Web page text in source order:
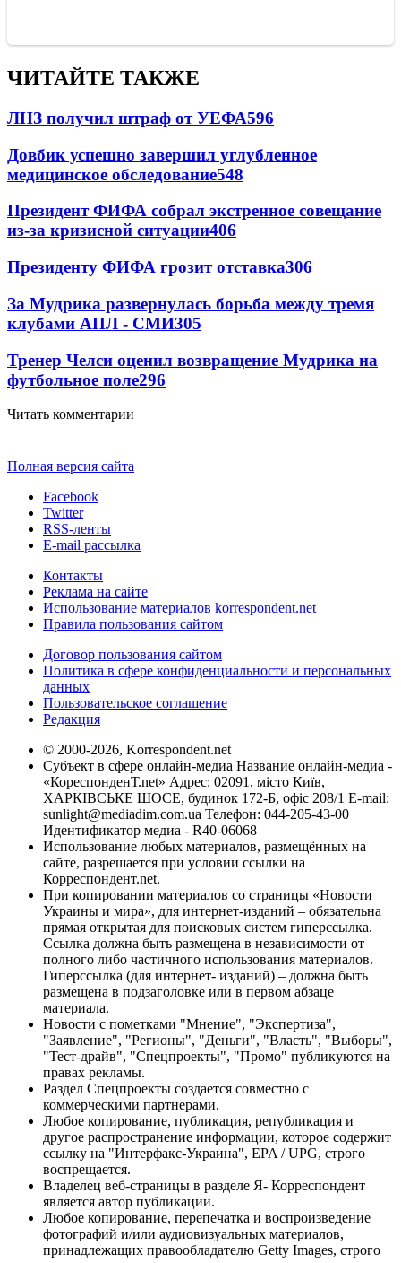
ЧИТАЙТЕ ТАКЖЕ
ЛНЗ получил штраф от УЕФА596
Довбик успешно завершил углубленное
медицинское обследование548
Президент ФИФА собрал экстренное совещание
из-за кризисной ситуации406
Президенту ФИФА грозит отставка306
За Мудрика развернулась борьба между тремя
клубами АПЛ - СМИ305
Тренер Челси оценил возвращение Мудрика на
футбольное поле296
Читать комментарии
Полная версия сайта
Facebook
Twitter
RSS-ленты
E-mail рассылка
Контакты
Реклама на сайте
Использование материалов korrespondent.net
Правила пользования сайтом
Договор пользования сайтом
Политика в сфере конфиденциальности и персональных
данных
Пользовательское соглашение
Редакция
© 2000-2026, Korrespondent.net
Субъект в сфере онлайн-медиа Название онлайн-медиа -
«КореспонденТ.net» Адрес: 02091, місто Київ,
ХАРКІВСЬКЕ ШОСЕ, будинок 172-Б, офіс 208/1 E-mail:
sunlight@mediadim.com.ua Телефон: 044-205-43-00
Идентификатор медиа - R40-06068
Использование любых материалов, размещённых на
сайте, разрешается при условии ссылки на
Корреспондент.net.
При копировании материалов со страницы «Новости
Украины и мира», для интернет-изданий – обязательна
прямая открытая для поисковых систем гиперссылка.
Ссылка должна быть размещена в независимости от
полного либо частичного использования материалов.
Гиперссылка (для интернет- изданий) – должна быть
размещена в подзаголовке или в первом абзаце
материала.
Новости с пометками "Мнение", "Экспертиза",
"Заявление", "Регионы", "Деньги", "Власть", "Выборы",
"Тест-драйв", "Спецпроекты", "Промо" публикуются на
правах рекламы.
Раздел Спецпроекты создается совместно с
коммерческими партнерами.
Любое копирование, публикация, републикация и
другое распространение информации, которое содержит
ссылку на "Интерфакс-Украина", EPA / UPG, строго
воспрещается.
Владелец веб-страницы в разделе Я- Корреспондент
является автор публикации.
Любое копирование, перепечатка и воспроизведение
фотографий и/или аудиовизуальных материалов,
принадлежащих правообладателю Getty Images, строго